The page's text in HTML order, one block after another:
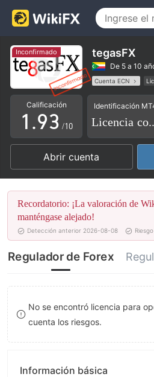
Inconfirmado tegasFX
De 5 a 10
Cuenta ECN
Licencia completa
Riesgo potencial alto
Calificación
0
1
2
3
4
5
6
7
8
9
.
5
6
7
8
9
0
1
2
3
4
5
6
7
8
9
/10
Identificación
Abrir cuenta
Recordatorio: ¡La valoración de
manténgase alejado!
Detección anterior 2026-08-08 Riesgo
Regulador de Forex
No se encontró licencia para
cuenta los riesgos.
Información básica